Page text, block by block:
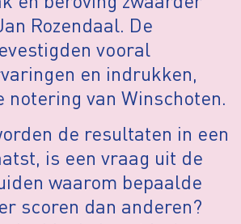
Rozendaal. De
vooral
en indrukken,
notering van Winschoten.
de resultaten in een
is een vraag uit de
waarom bepaalde
scoren dan anderen?